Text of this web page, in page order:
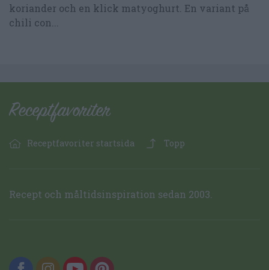
koriander och en klick matyoghurt. En variant på
chili con...
Receptfavoriter startsida Topp
Recept och måltidsinspiration sedan 2003.